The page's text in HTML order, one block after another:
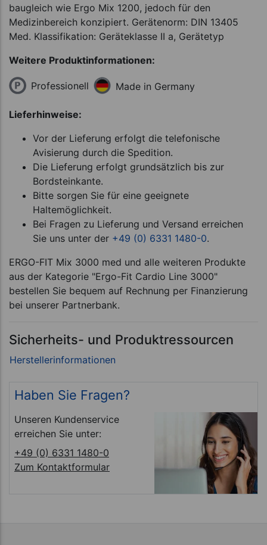
baugleich wie Ergo Mix 1200, jedoch für den
Medizinbereich konzipiert. Gerätenorm: DIN 13405
Med. Klassifikation: Geräteklasse II a, Gerätetyp
Weitere Produktinformationen:
Professionell Made in Germany
Lieferhinweise:
Vor der Lieferung erfolgt die telefonische
Avisierung durch die Spedition.
Die Lieferung erfolgt grundsätzlich bis zur
Bordsteinkante.
Bitte sorgen Sie für eine geeignete
Haltemöglichkeit.
Bei Fragen zu Lieferung und Versand erreichen
Sie uns unter der +49 (0) 6331 1480-0.
ERGO-FIT Mix 3000 med und alle weiteren Produkte
aus der Kategorie "Ergo-Fit Cardio Line 3000"
bestellen Sie bequem auf Rechnung per Finanzierung
bei unserer Partnerbank.
Sicherheits- und Produktressourcen
Haben Sie Fragen?
Unseren Kundenservice
erreichen Sie unter:
+49 (0) 6331 1480-0
Zum Kontaktformular